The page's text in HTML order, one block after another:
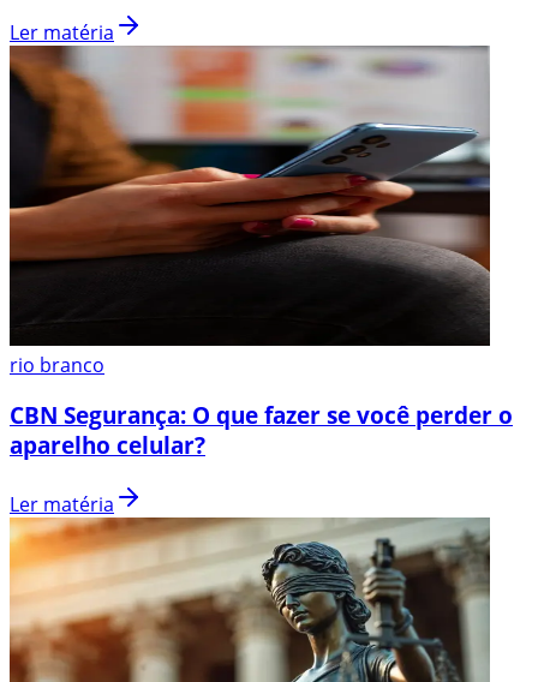
Ler matéria
rio branco
CBN Segurança: O que fazer se você perder o
aparelho celular?
Ler matéria